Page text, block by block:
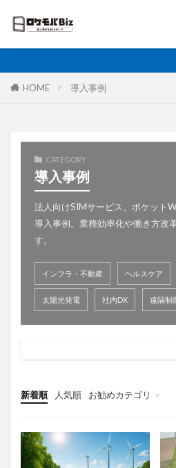
HOME 導入事例
CATEGORY
導入事例
法人向けSIMサービス、ポケット
導入事例。業務効率化や働き方改
す。
インフラ・不動産 ヘルスケア
太陽光発電 社内DX 遠隔制
新着順 人気順 お勧めカテゴリ
比較 固定IP IoT 無制限
タグ
AI 土木工事
建設業
大手キャリア
大容量プラ
水道工事
卸売業 医
レーザー測量
ルーター
業務効率化
法人向け
火山監視
温度管理
ビルメンテナンス
Android